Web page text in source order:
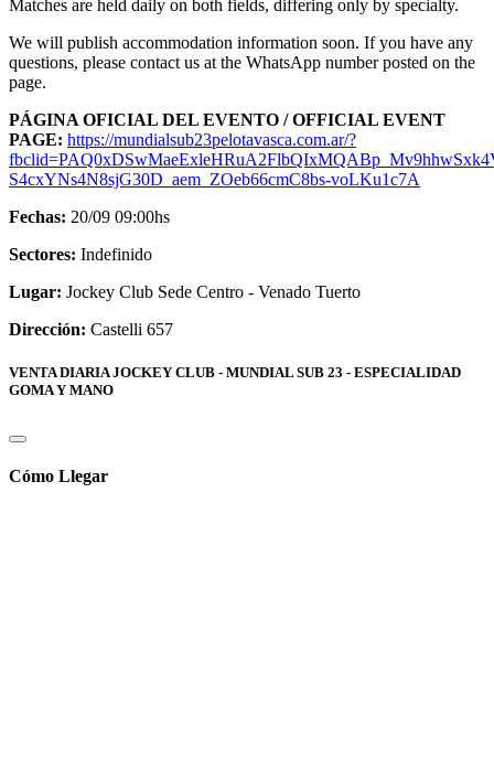
Matches are held daily on both fields, differing only by specialty.
We will publish accommodation information soon. If you have any
questions, please contact us at the WhatsApp number posted on the
page.
PÁGINA OFICIAL DEL EVENTO / OFFICIAL EVENT
PAGE: https://mundialsub23pelotavasca.com.ar/?
S4cxYNs4N8sjG30D_aem_ZOeb66cmC8bs-voLKu1c7A
Fechas: 20/09 09:00hs
Sectores: Indefinido
Lugar: Jockey Club Sede Centro - Venado Tuerto
Dirección: Castelli 657
VENTA DIARIA JOCKEY CLUB - MUNDIAL SUB 23 - ESPECIALIDAD
GOMA Y MANO
Cómo Llegar